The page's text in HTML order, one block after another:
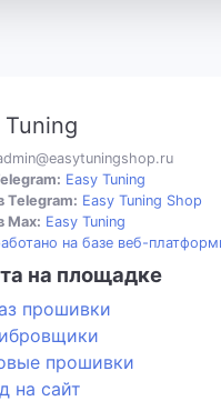
Tuning
Easy Tuning
Telegram: Easy Tuning Shop
Max: Easy Tuning
на базе веб-
на площадке
прошивки
прошивки
на сайт